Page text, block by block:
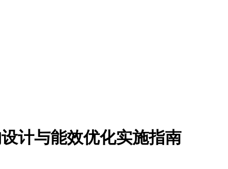
计与能效优化实施指南